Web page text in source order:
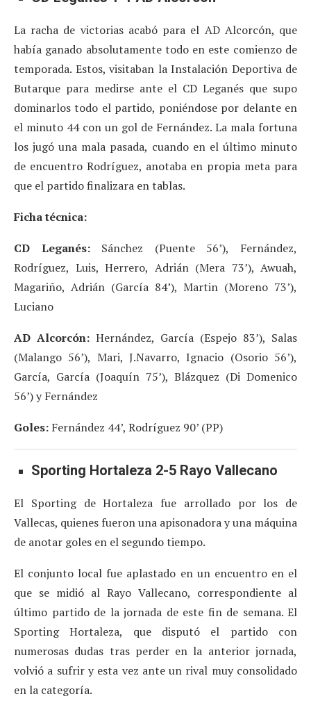
La racha de victorias acabó para el AD Alcorcón, que
había ganado absolutamente todo en este comienzo de
temporada. Estos, visitaban la Instalación Deportiva de
Butarque para medirse ante el CD Leganés que supo
dominarlos todo el partido, poniéndose por delante en
el minuto 44 con un gol de Fernández. La mala fortuna
los jugó una mala pasada, cuando en el último minuto
de encuentro Rodríguez, anotaba en propia meta para
que el partido finalizara en tablas.
Ficha técnica:
CD Leganés:Sánchez (Puente 56’), Fernández,
Rodríguez, Luis, Herrero, Adrián (Mera 73’), Awuah,
Magariño, Adrián (García 84’), Martin (Moreno 73’),
Luciano
AD Alcorcón: Hernández, García (Espejo 83’), Salas
(Malango 56’), Mari, J.Navarro, Ignacio (Osorio 56’),
García, García (Joaquín 75’), Blázquez (Di Domenico
56’) y Fernández
Goles: Fernández 44’, Rodríguez 90’ (PP)
Sporting Hortaleza 2-5 Rayo Vallecano
El Sporting de Hortaleza fue arrollado por los de
Vallecas, quienes fueron una apisonadora y una máquina
de anotar goles en el segundo tiempo.
El conjunto local fue aplastado en un encuentro en el
que se midió al Rayo Vallecano, correspondiente al
último partido de la jornada de este fin de semana. El
Sporting Hortaleza, que disputó el partido con
numerosas dudas tras perder en la anterior jornada,
volvió a sufrir y esta vez ante un rival muy consolidado
en la categoría.